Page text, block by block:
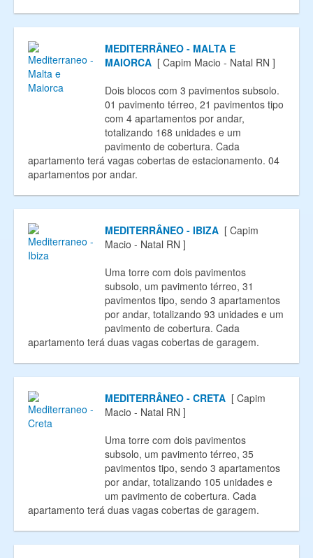
MEDITERRÂNEO - MALTA E
MAIORCA [ Capim Macio - Natal RN ]
Dois blocos com 3 pavimentos subsolo.
01 pavimento térreo, 21 pavimentos tipo
com 4 apartamentos por andar,
totalizando 168 unidades e um
pavimento de cobertura. Cada
apartamento terá vagas cobertas de estacionamento. 04
apartamentos por andar.
MEDITERRÂNEO - IBIZA [ Capim
Macio - Natal RN ]
Uma torre com dois pavimentos
subsolo, um pavimento térreo, 31
pavimentos tipo, sendo 3 apartamentos
por andar, totalizando 93 unidades e um
pavimento de cobertura. Cada
apartamento terá duas vagas cobertas de garagem.
MEDITERRÂNEO - CRETA [ Capim
Macio - Natal RN ]
Uma torre com dois pavimentos
subsolo, um pavimento térreo, 35
pavimentos tipo, sendo 3 apartamentos
por andar, totalizando 105 unidades e
um pavimento de cobertura. Cada
apartamento terá duas vagas cobertas de garagem.